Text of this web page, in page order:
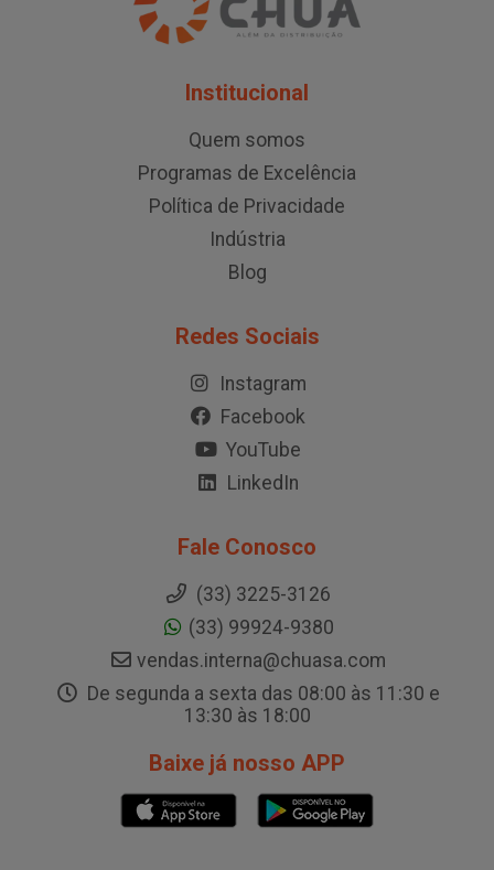
Institucional
Quem somos
Programas de Excelência
Política de Privacidade
Indústria
Blog
Redes Sociais
Instagram
Facebook
YouTube
LinkedIn
Fale Conosco
(33) 3225-3126
(33) 99924-9380
vendas.interna@chuasa.com
De segunda a sexta das 08:00 às 11:30 e
13:30 às 18:00
Baixe já nosso APP